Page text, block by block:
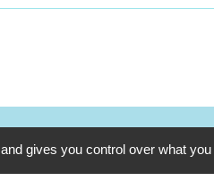
gives you control over what